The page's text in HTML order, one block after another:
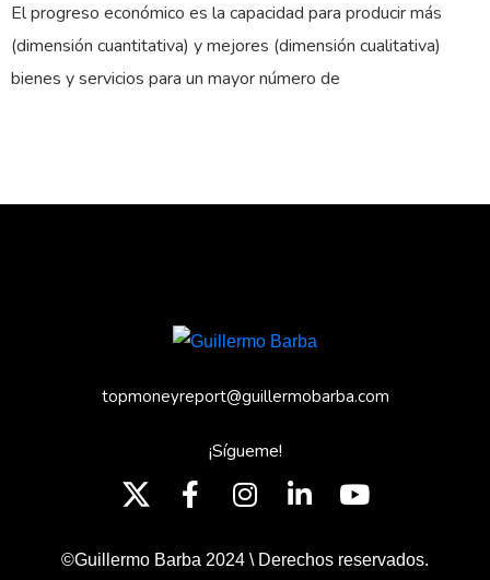
El progreso económico es la capacidad para producir más
(dimensión cuantitativa) y mejores (dimensión cualitativa)
bienes y servicios para un mayor número de
topmoneyreport@guillermobarba.com
¡Sígueme!
©Guillermo Barba 2024 \ Derechos reservados.